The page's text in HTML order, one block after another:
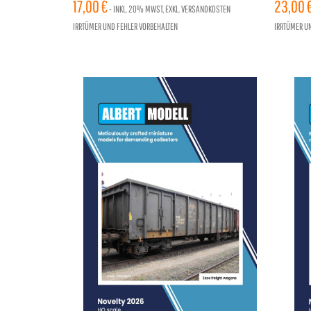
17,00 €- INKL.20% MWST, EXKL. VERSANDKOSTEN
IRRTÜMER UND FEHLER VORBEHALTEN
96
23,00
IRRTÜMER